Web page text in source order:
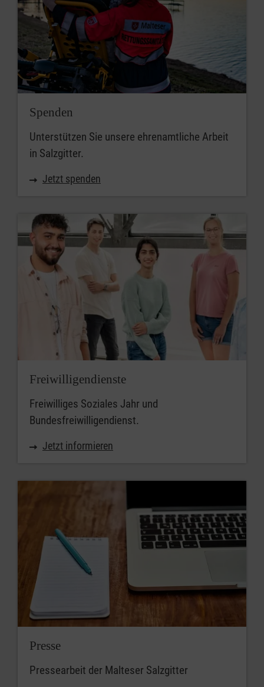
Spenden
Unterstützen Sie unsere ehrenamtliche Arbeit
in Salzgitter.
Jetzt spenden
Freiwilligendienste
Freiwilliges Soziales Jahr und
Bundesfreiwilligendienst.
Jetzt informieren
Presse
Pressearbeit der Malteser Salzgitter